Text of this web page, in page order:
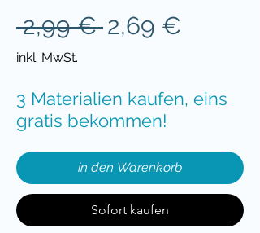
2,99 € Standardpreis
2,69 €
inkl. MwSt.
3 Materialien kaufen, eins
gratis bekommen!
in den Warenkorb
Sofort kaufen